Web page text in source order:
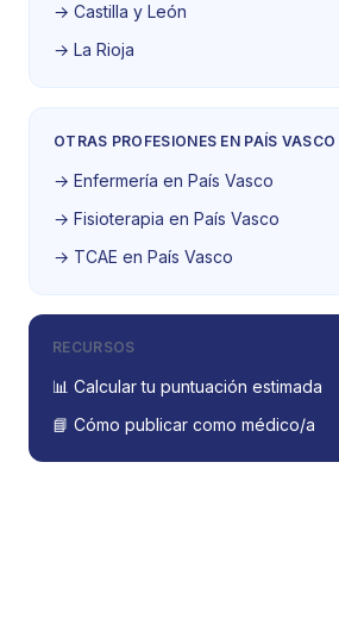
→ Castilla y León
→ La Rioja
OTRAS PROFESIONES EN PAÍS VASCO
→ Enfermería en País Vasco
→ Fisioterapia en País Vasco
→ TCAE en País Vasco
RECURSOS
📊 Calcular tu puntuación estimada
📘 Cómo publicar como médico/a